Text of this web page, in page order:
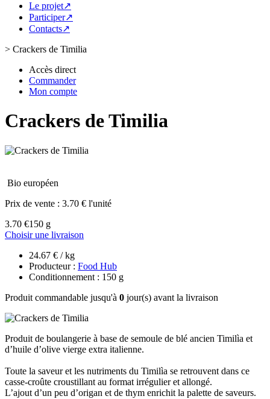
Le projet↗
Participer↗
Contacts↗
> Crackers de Timilia
Accès direct
Commander
Mon compte
Crackers de Timilia
Bio européen
Prix de vente : 3.70 € l'unité
3.70 €150 g
Choisir une livraison
24.67 € / kg
Producteur : Food Hub
Conditionnement : 150 g
Produit commandable jusqu'à 0 jour(s) avant la livraison
Produit de boulangerie à base de semoule de blé ancien Timilìa et
d’huile d’olive vierge extra italienne.
Toute la saveur et les nutriments du Timilìa se retrouvent dans ce
casse-croûte croustillant au format irrégulier et allongé.
L’ajout d’un peu d’origan et de thym enrichit la palette de saveurs.